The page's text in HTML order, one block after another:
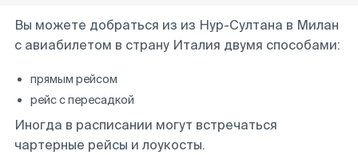
Вы можете добраться из из Нур-Султана в Милан
с авиабилетом в страну Италия двумя способами:
прямым рейсом
рейс с пересадкой
Иногда в расписании могут встречаться
чартерные рейсы и лоукосты.